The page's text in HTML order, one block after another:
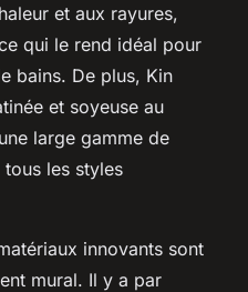
et aux rayures,
qui le rend idéal pour
bains. De plus, Kin
et soyeuse au
large gamme de
tous les styles
innovants sont
mural. Il y a par